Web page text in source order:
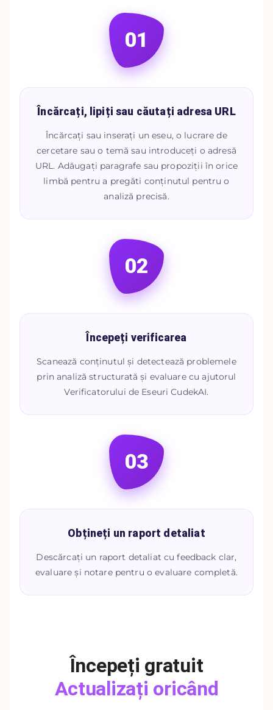
01
Încărcați, lipiți sau căutați adresa URL
Încărcați sau inserați un eseu, o lucrare de
cercetare sau o temă sau introduceți o adresă
URL. Adăugați paragrafe sau propoziții în orice
limbă pentru a pregăti conținutul pentru o
analiză precisă.
02
Începeți verificarea
Scanează conținutul și detectează problemele
prin analiză structurată și evaluare cu ajutorul
Verificatorului de Eseuri CudekAI.
03
Obțineți un raport detaliat
Descărcați un raport detaliat cu feedback clar,
evaluare și notare pentru o evaluare completă.
Începeți gratuit
Actualizați oricând